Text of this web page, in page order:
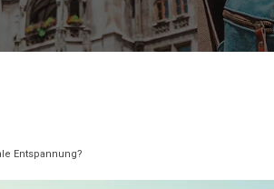
Entspannung?